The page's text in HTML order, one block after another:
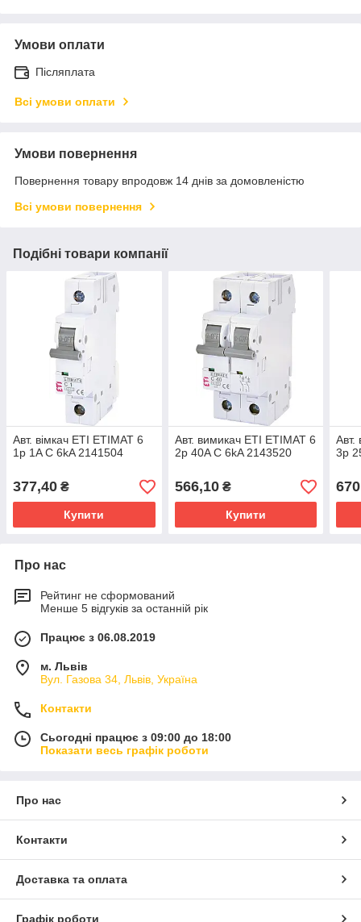
Умови оплати
Післяплата
Всі умови оплати
Умови повернення
Повернення товару впродовж 14 днів за домовленістю
Всі умови повернення
Подібні товари компанії
Авт. вімкач ETI ETIMAT 6
1p 1A C 6kA 2141504
377,40 ₴
Купити
Авт. вимикач ETI ETIMAT 6
2p 40A C 6kA 2143520
566,10₴
Купити
Авт.
3p
670
Про нас
Рейтинг не сформований
Менше 5 відгуків за останній рік
Працює з 06.08.2019
м. Львів
Вул. Газова 34, Львів, Україна
Контакти
Сьогодні працює з 09:00 до 18:00
Показати весь графік роботи
Про нас
Контакти
Доставка та оплата
Графік роботи